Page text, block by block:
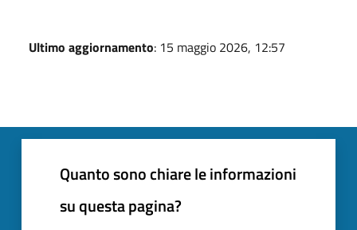
Ultimo aggiornamento: 15 maggio 2026, 12:57
Quanto sono chiare le informazioni
su questa pagina?